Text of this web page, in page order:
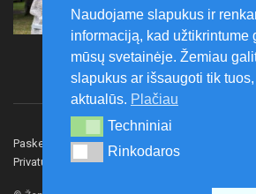
papuošė trys nauji kūriniai
2026-08-05
Paskelbk naujieną Rašyti redakcijai
Privatumo politika
Naudojame slapukus ir
informaciją, kad užtikrintume
mūsų svetainėje. Žemiau
slapukus ar išsaugoti tik
aktualūs. Plačiau
Techniniai
Techniniai
Rinkodaros
Rinkodaros